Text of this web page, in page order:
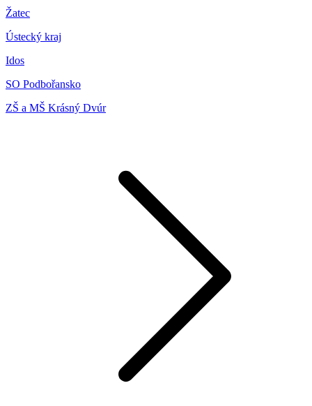
Žatec
Ústecký kraj
Idos
SO Podbořansko
ZŠ a MŠ Krásný Dvúr